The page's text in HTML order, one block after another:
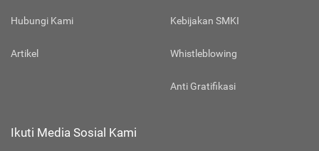
Hubungi Kami
Artikel
Kebijakan SMKI
Whistleblowing
Anti Gratifikasi
Ikuti Media Sosial Kami